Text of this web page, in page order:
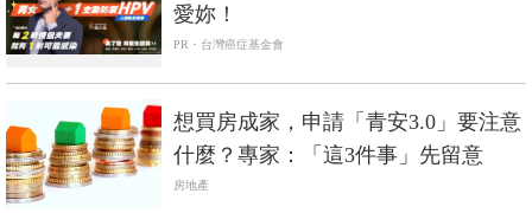
愛妳！
PR・台灣癌症基金會
想買房成家，申請「青安3.0」要注意
什麼？專家：「這3件事」先留意
房地產